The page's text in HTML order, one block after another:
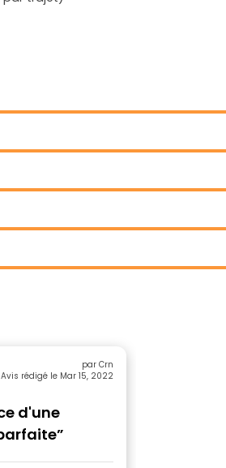
par Crn
Avis rédigé le Mar 15, 2022
d'une